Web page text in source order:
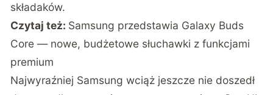
składaków.
Czytaj też: Samsung przedstawia Galaxy Buds
Core — nowe, budżetowe słuchawki z funkcjami
premium
Najwyraźniej Samsung wciąż jeszcze nie doszedł